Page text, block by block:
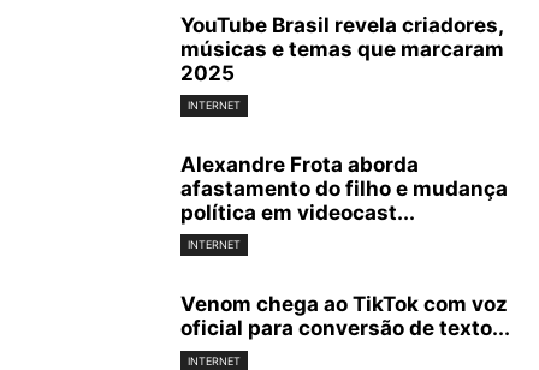
YouTube Brasil revela criadores,
músicas e temas que marcaram
2025
INTERNET
Alexandre Frota aborda
afastamento do filho e mudança
política em videocast...
INTERNET
Venom chega ao TikTok com voz
oficial para conversão de texto...
INTERNET